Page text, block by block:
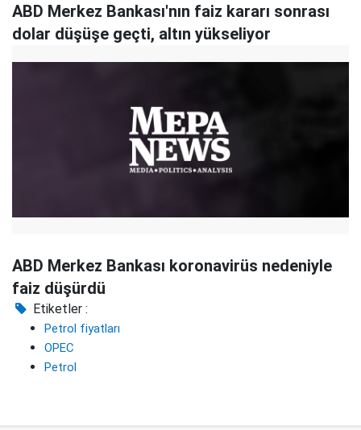
ABD Merkez Bankası'nın faiz kararı sonrası
dolar düşüşe geçti, altın yükseliyor
ABD Merkez Bankası koronavirüs nedeniyle
faiz düşürdü
Etiketler :
Petrol fiyatları
OPEC
Petrol